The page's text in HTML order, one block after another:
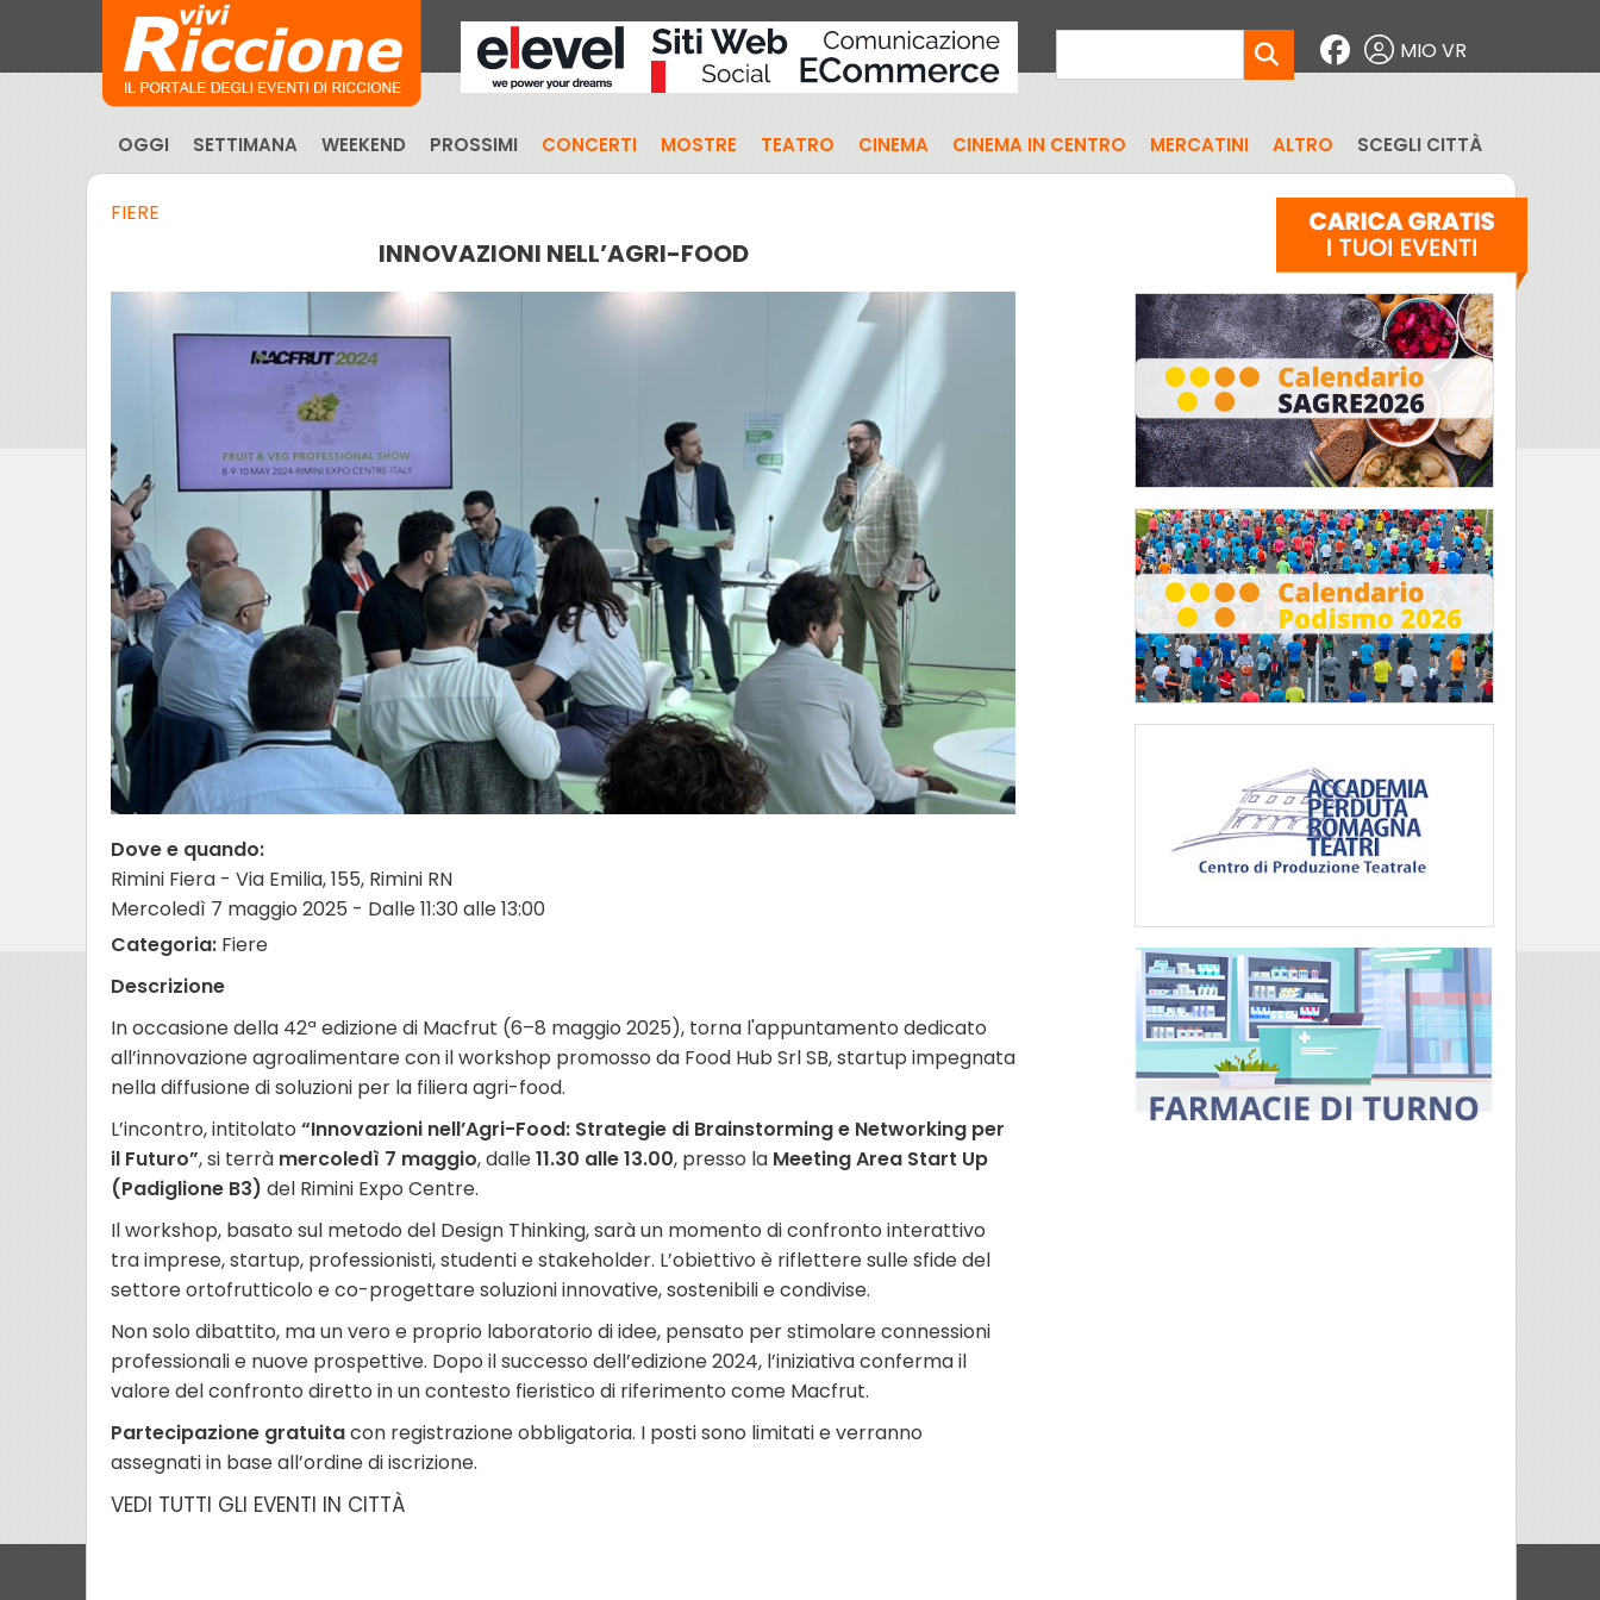
MIO VR
OGGI SETTIMANA WEEKEND PROSSIMI CONCERTI MOSTRE TEATRO CINEMA CINEMA IN CENTRO MERCATINI ALTRO SCEGLI CITTÀ
FIERE
INNOVAZIONI NELL’AGRI-FOOD
Dove e quando:
Rimini Fiera - Via Emilia, 155, Rimini RN
Mercoledì 7 maggio 2025 - Dalle 11:30 alle 13:00
Categoria: Fiere
Descrizione
In occasione della 42ª edizione di Macfrut (6–8 maggio 2025), torna l'appuntamento dedicato
all’innovazione agroalimentare con il workshop promosso da Food Hub Srl SB, startup impegnata
nella diffusione di soluzioni per la filiera agri-food.
L’incontro, intitolato “Innovazioni nell’Agri-Food: Strategie di Brainstorming e Networking per
il Futuro”, si terrà mercoledì 7 maggio, dalle11.30 alle 13.00, presso la Meeting Area Start Up
(Padiglione B3) del Rimini Expo Centre.
Il workshop, basato sul metodo del Design Thinking, sarà un momento di confronto interattivo
tra imprese, startup, professionisti, studenti e stakeholder. L’obiettivo è riflettere sulle sfide del
settore ortofrutticolo e co-progettare soluzioni innovative, sostenibili e condivise.
Non solo dibattito, ma un vero e proprio laboratorio di idee, pensato per stimolare connessioni
professionali e nuove prospettive. Dopo il successo dell’edizione 2024, l’iniziativa conferma il
valore del confronto diretto in un contesto fieristico di riferimento come Macfrut.
Partecipazione gratuitacon registrazione obbligatoria. I posti sono limitati e verranno
assegnati in base all’ordine di iscrizione.
VEDI TUTTI GLI EVENTI IN CITTÀ